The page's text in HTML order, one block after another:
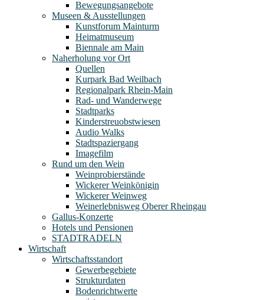
Bewegungsangebote
Museen & Ausstellungen
Kunstforum Mainturm
Heimatmuseum
Biennale am Main
Naherholung vor Ort
Quellen
Kurpark Bad Weilbach
Regionalpark Rhein-Main
Rad- und Wanderwege
Stadtparks
Kinderstreuobstwiesen
Audio Walks
Stadtspaziergang
Imagefilm
Rund um den Wein
Weinprobierstände
Wickerer Weinkönigin
Wickerer Weinweg
Weinerlebnisweg Oberer Rheingau
Gallus-Konzerte
Hotels und Pensionen
STADTRADELN
Wirtschaft
Wirtschaftsstandort
Gewerbegebiete
Strukturdaten
Bodenrichtwerte